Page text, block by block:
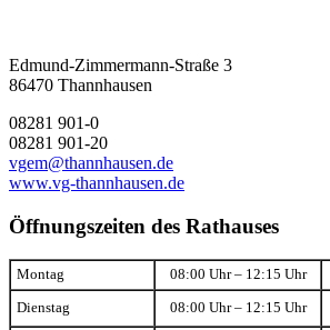
Edmund-Zimmermann-Straße 3
86470 Thannhausen
08281 901-0
08281 901-20
vgem@thannhausen.de
www.vg-thannhausen.de
Öffnungszeiten des Rathauses
Montag 08:00 Uhr – 12:15 Uhr
Dienstag 08:00 Uhr – 12:15 Uhr